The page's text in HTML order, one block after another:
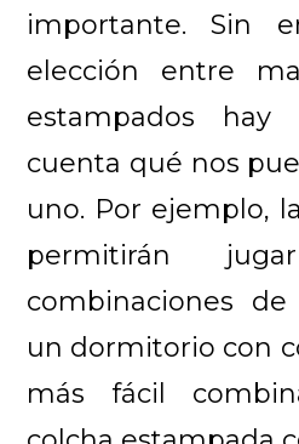
importante. Sin
elección entre
estampados
cuenta qué nos
uno. Por ejemplo,
permitirán
combinaciones
un dormitorio con
más fácil